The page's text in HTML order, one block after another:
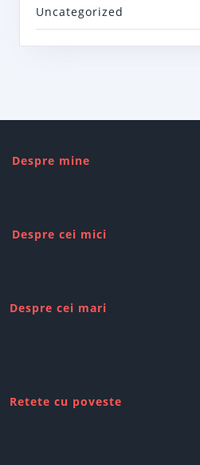
Uncategorized
Despre mine
Despre cei mici
Despre cei mari
Retete cu poveste